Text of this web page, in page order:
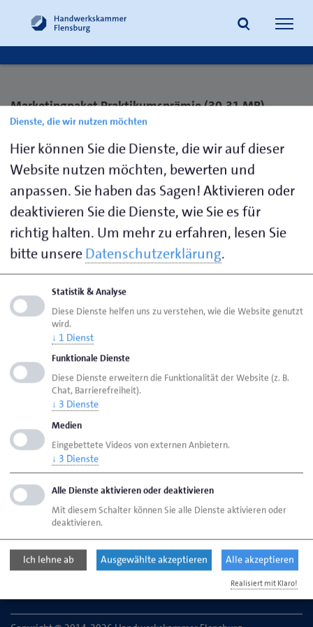
Suche
Marketingpaket Praktikumsprämie (30,31 MB)
Umschulungsvertrag (213,26 KB)
Abnahmeprotokoll (34,91 KB)
Antrag Verlängerung (674,15 KB)
Ausbildungsordnung der Berufe in der Bauwirtschaft
(2,52 MB)
Seite empfehlen
Seite drucken
Seite aktualisiert am 16. Juli 2026
Handwerkskammer Flensburg
Handwerkskammer Flensburg
Johanniskirchhof 1-7
24937 Flensburg
Telefon: 0461 866-0
E-Mail:info@hwk-flensburg.de
Dienste, die wir nutzen möchten
Hier können Sie die Dienste, die wir auf dieser
Website nutzen möchten, bewerten und
anpassen. Sie haben das Sagen! Aktivieren oder
deaktivieren Sie die Dienste, wie Sie es für
richtig halten. Um mehr zu erfahren, lesen Sie
bitte unsereDatenschutzerklärung.
Statistik & Analyse
Diese Dienste helfen uns zu verstehen, wie die Website genutzt
wird.
↓ 1 Dienst
Funktionale Dienste
Diese Dienste erweitern die Funktionalität der Website (z. B.
Chat, Barrierefreiheit).
↓ 3 Dienste
Medien
Eingebettete Videos von externen Anbietern.
↓ 3 Dienste
Alle Dienste aktivieren oder deaktivieren
Mit diesem Schalter können Sie alle Dienste aktivieren oder
deaktivieren.
Ich lehne ab Ausgewählte akzeptieren Alle akzeptieren
Realisiert mit Klaro!